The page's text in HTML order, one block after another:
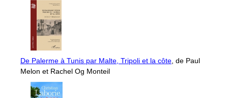
De Palerme à Tunis par Malte, Tripoli et la côte , de Paul
Melon et Rachel Og Monteil